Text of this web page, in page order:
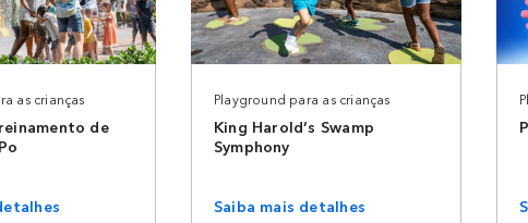
as crianças
de
Playground para as crianças
King Harold’s Swamp
Symphony
Saiba mais detalhes